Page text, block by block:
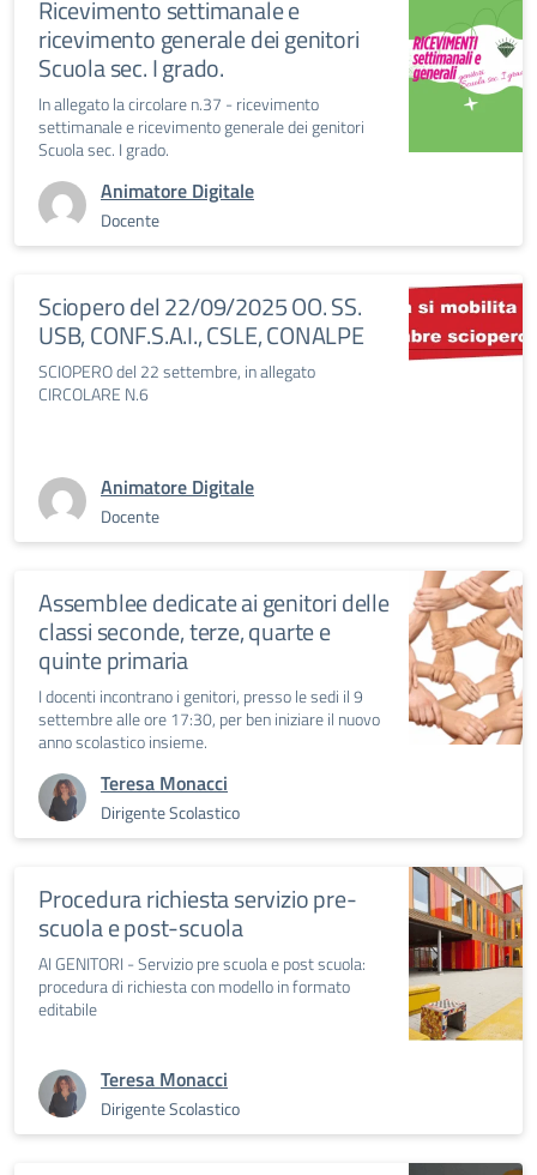
Ricevimento settimanale e
ricevimento generale dei genitori
Scuola sec. I grado.
In allegato la circolare n.37 - ricevimento
settimanale e ricevimento generale dei genitori
Scuola sec. I grado.
Animatore Digitale
Docente
Sciopero del 22/09/2025 OO. SS.
USB, CONF.S.A.I., CSLE, CONALPE
SCIOPERO del 22 settembre, in allegato
CIRCOLARE N.6
Animatore Digitale
Docente
Assemblee dedicate ai genitori delle
classi seconde, terze, quarte e
quinte primaria
I docenti incontrano i genitori, presso le sedi il 9
settembre alle ore 17:30, per ben iniziare il nuovo
anno scolastico insieme.
Teresa Monacci
Dirigente Scolastico
Procedura richiesta servizio pre-
scuola e post-scuola
AI GENITORI - Servizio pre scuola e post scuola:
procedura di richiesta con modello in formato
editabile
Teresa Monacci
Dirigente Scolastico